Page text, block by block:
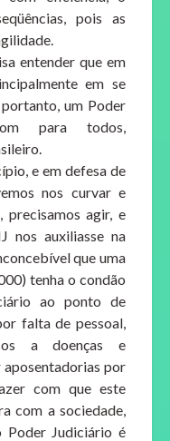
pois as
que em
em se
um Poder
para todos,
e em defesa de
nos curvar e
precisamos agir, e
nos auxiliasse na
que uma
tenha o condão
ao ponto de
falta de pessoal,
a doenças e
por
com que este
com a sociedade,
Poder Judiciário é